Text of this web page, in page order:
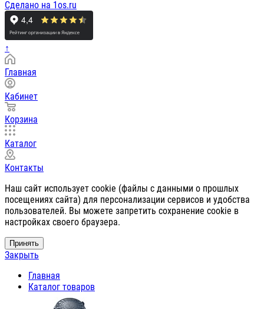
Сделано на 1os.ru
↑
Главная
Кабинет
Корзина
Каталог
Контакты
Наш сайт использует cookie (файлы с данными о прошлых
посещениях сайта) для персонализации сервисов и удобства
пользователей. Вы можете запретить сохранение cookie в
настройках своего браузера.
Принять
Закрыть
Главная
Каталог товаров